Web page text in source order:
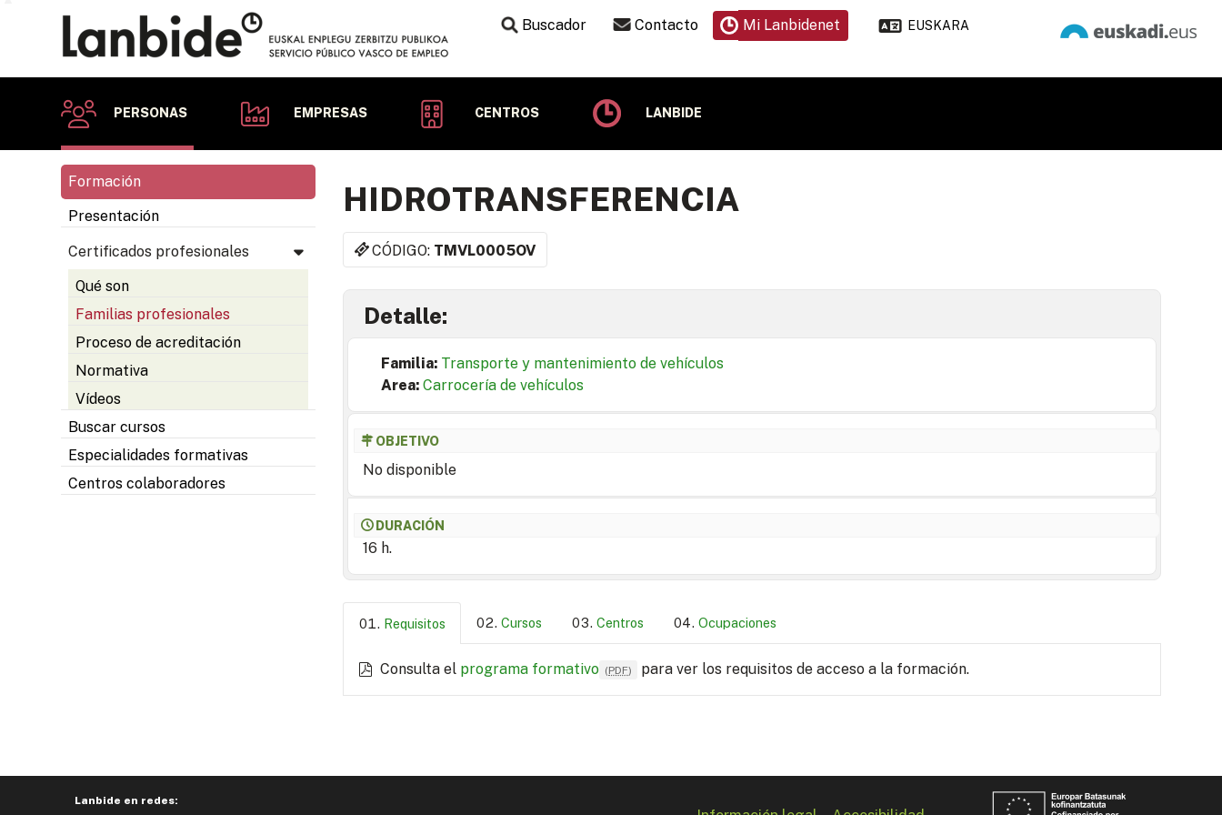
Buscador Contacto Mi Lanbidenet EUSKARA
PERSONAS EMPRESAS CENTROS LANBIDE
Formación
Presentación
Certificados profesionales
Qué son
Familias profesionales
Proceso de acreditación
Normativa
Vídeos
Buscar cursos
Especialidades formativas
Centros colaboradores
HIDROTRANSFERENCIA
CÓDIGO: TMVL0005OV
Detalle:
Familia: Transporte y mantenimiento de vehículos
Area: Carrocería de vehículos
OBJETIVO
No disponible
DURACIÓN
16 h.
Requisitos Cursos Centros Ocupaciones
Consulta el programa formativo (PDF) para ver los requisitos de acceso a la formación.
Lanbide en redes: